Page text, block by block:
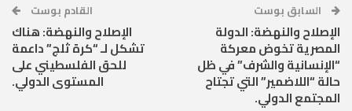
السابق بوست
الإصلاح والنهضة: الدولة
المصرية تخوض معركة
“الإنسانية والشرف” في ظل
حالة “اللاضمير” التي تجتاح
المجتمع الدولي.
القادم بوست
الإصلاح والنهضة: هناك
تشكل لـ “كرة ثلج” داعمة
للحق الفلسطيني على
المستوى الدولي.